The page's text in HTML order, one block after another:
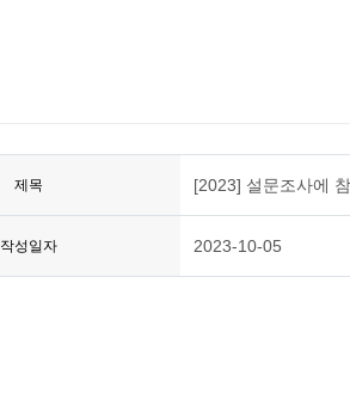
제목 [2023] 설문조사에
작성일자 2023-10-05